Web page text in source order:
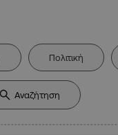
Πολιτική